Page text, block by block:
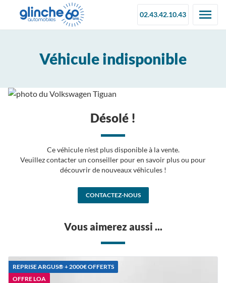
02.43.42.10.43
Véhicule indisponible
Désolé !
Ce véhicule n'est plus disponible à la vente.
Veuillez contacter un conseiller pour en savoir plus ou pour
découvrir de nouveaux véhicules !
CONTACTEZ-NOUS
Vous aimerez aussi ...
REPRISE ARGUS®️ + 2000€ OFFERTS
OFFRE LOA